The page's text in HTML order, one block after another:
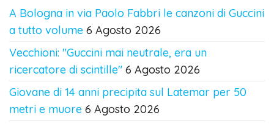
A Bologna in via Paolo Fabbri le canzoni di Guccini
a tutto volume 6 Agosto 2026
Vecchioni: "Guccini mai neutrale, era un
ricercatore di scintille" 6 Agosto 2026
Giovane di 14 anni precipita sul Latemar per 50
metri e muore 6 Agosto 2026